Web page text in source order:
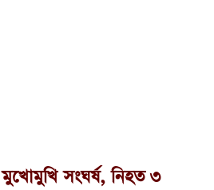
মুখোমুখি সংঘর্ষ, নিহত ৩